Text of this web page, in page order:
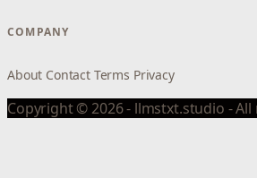
COMPANY
About Contact Terms Privacy
Copyright © 2026 - llmstxt.studio -